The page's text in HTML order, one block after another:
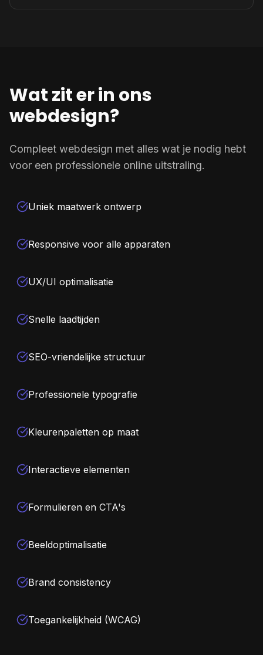
Wat zit er in ons
webdesign?
Compleet webdesign met alles wat je nodig hebt
voor een professionele online uitstraling.
Uniek maatwerk ontwerp
Responsive voor alle apparaten
UX/UI optimalisatie
Snelle laadtijden
SEO-vriendelijke structuur
Professionele typografie
Kleurenpaletten op maat
Interactieve elementen
Formulieren en CTA's
Beeldoptimalisatie
Brand consistency
Toegankelijkheid (WCAG)